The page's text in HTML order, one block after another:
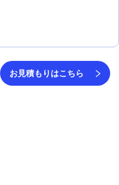
お見積もりはこちら